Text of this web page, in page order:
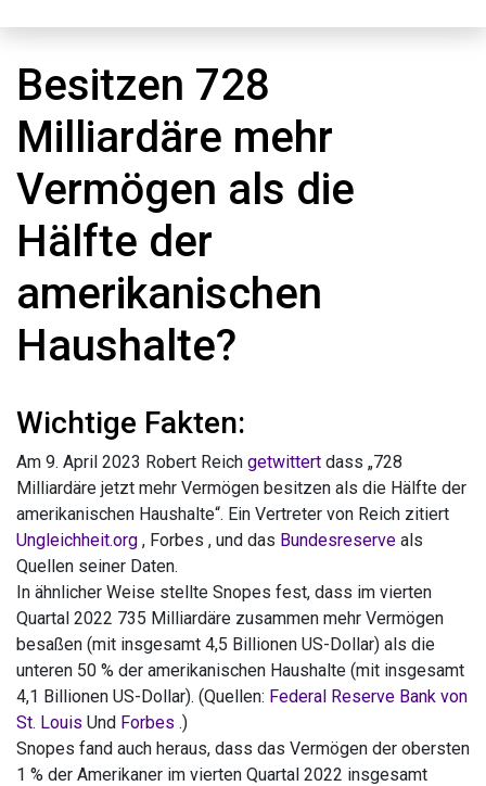
Besitzen 728
Milliardäre mehr
Vermögen als die
Hälfte der
amerikanischen
Haushalte?
Wichtige Fakten:
Am 9. April 2023 Robert Reich getwittert dass „728
Milliardäre jetzt mehr Vermögen besitzen als die Hälfte der
amerikanischen Haushalte“. Ein Vertreter von Reich zitiert
Ungleichheit.org , Forbes , und das Bundesreserve als
Quellen seiner Daten.
In ähnlicher Weise stellte Snopes fest, dass im vierten
Quartal 2022 735 Milliardäre zusammen mehr Vermögen
besaßen (mit insgesamt 4,5 Billionen US-Dollar) als die
unteren 50 % der amerikanischen Haushalte (mit insgesamt
4,1 Billionen US-Dollar). (Quellen: Federal Reserve Bank von
St. Louis Und Forbes .)
Snopes fand auch heraus, dass das Vermögen der obersten
1 % der Amerikaner im vierten Quartal 2022 insgesamt